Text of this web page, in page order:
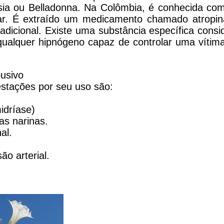
ou Belladonna. Na Colômbia, é conhecida
É extraído um medicamento chamado
Existe uma substância específica
hipnógeno capaz de controlar uma
por seu uso são:
narinas.
arterial.